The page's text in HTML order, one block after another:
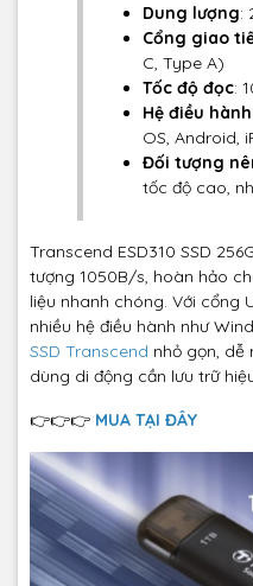
Dung lượng:
Cổng giao
C, Type A)
Tốc độ đọc:
Hệ điều
OS, Android,
Đối tượng
tốc độ cao,
Transcend ESD310 SSD
tượng 1050B/s, hoàn hảo
liệu nhanh chóng. Với cổng
nhiều hệ điều hành như
SSD Transcend nhỏ gọn, dễ
dùng di động cần lưu trữ
👉👉👉 MUA TẠI ĐÂY